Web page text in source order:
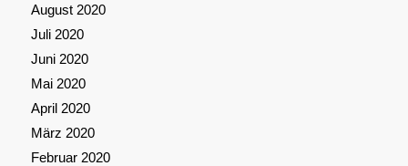
August 2020
Juli 2020
Juni 2020
Mai 2020
April 2020
März 2020
Februar 2020